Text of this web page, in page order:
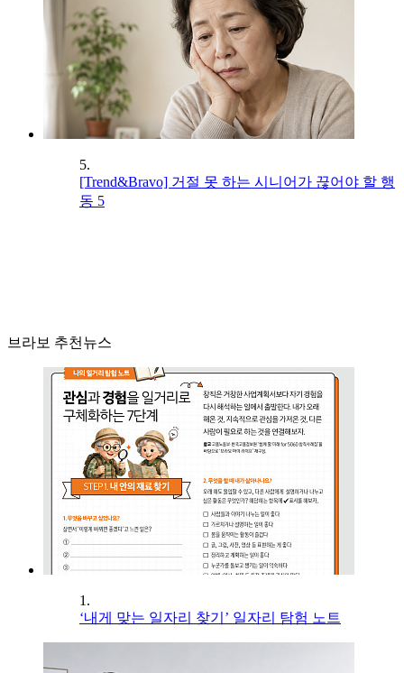
5.
[Trend&Bravo] 거절 못 하는 시니어가 끊어야 할 행
동 5
브라보 추천뉴스
1.
‘내게 맞는 일자리 찾기’ 일자리 탐험 노트